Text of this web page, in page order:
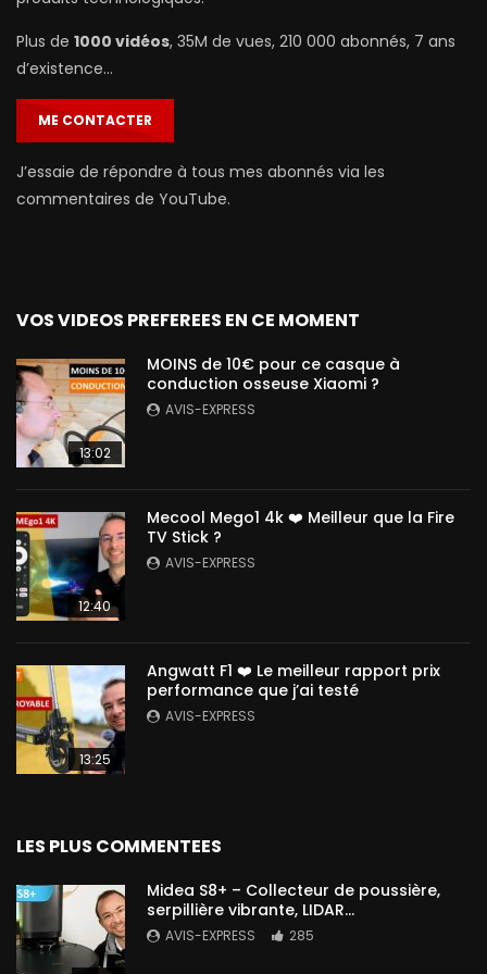
Plus de 1000 vidéos, 35M de vues, 210 000 abonnés, 7 ans
d’existence…
ME CONTACTER
J’essaie de répondre à tous mes abonnés via les
commentaires de YouTube.
VOS VIDEOS PREFEREES EN CE MOMENT
13:02
MOINS de 10€ pour ce casque à
conduction osseuse Xiaomi ?
AVIS-EXPRESS
12:40
Mecool Mego1 4k ❤️ Meilleur que la Fire
TV Stick ?
AVIS-EXPRESS
13:25
Angwatt F1 ❤️ Le meilleur rapport prix
performance que j’ai testé
AVIS-EXPRESS
LES PLUS COMMENTEES
Midea S8+ – Collecteur de poussière,
serpillière vibrante, LIDAR…
AVIS-EXPRESS 285